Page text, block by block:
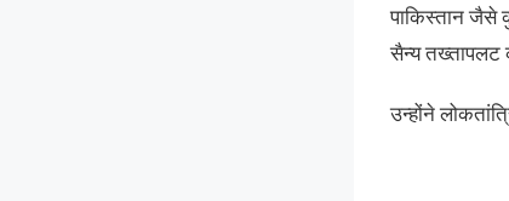
पाकिस्तान जैसे
सैन्य तख्तापलट
उन्होंने